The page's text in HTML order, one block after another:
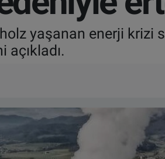
yaşanan enerji krizi